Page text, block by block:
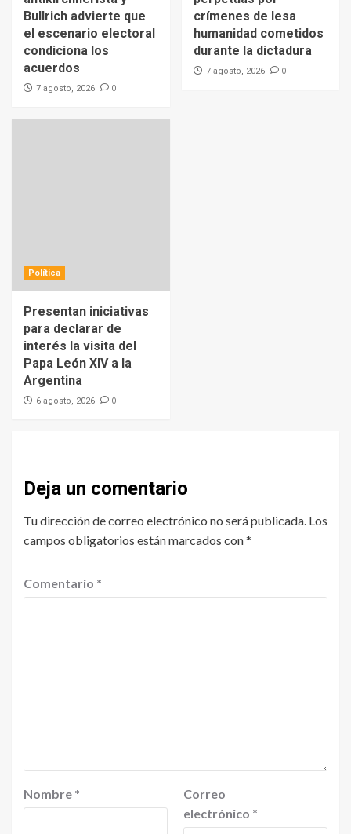
Bullrich advierte que
el escenario electoral
condiciona los
acuerdos
7 agosto, 2026 0
crímenes de lesa
humanidad cometidos
durante la dictadura
7 agosto, 2026 0
Política
Presentan iniciativas
para declarar de
interés la visita del
Papa León XIV a la
Argentina
6 agosto, 2026 0
Deja un comentario
Tu dirección de correo electrónico no será publicada. Los
campos obligatorios están marcados con*
Comentario *
Nombre *
Correo
electrónico *